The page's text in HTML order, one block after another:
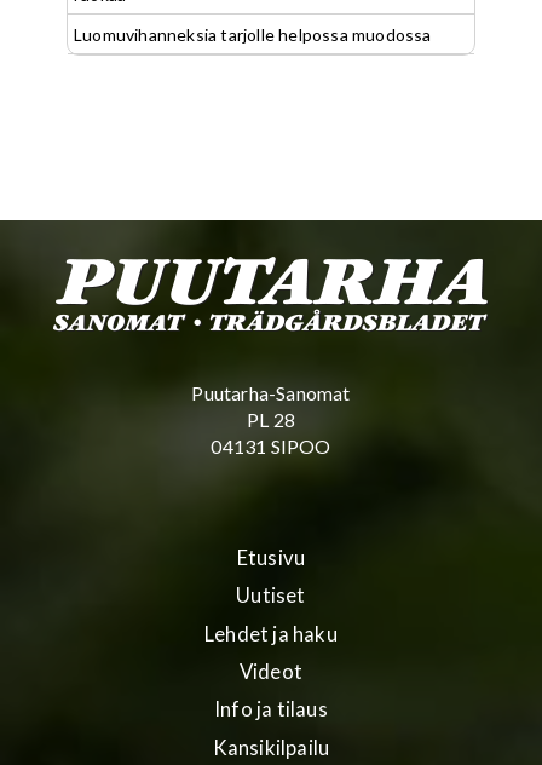
Luomuvihanneksia tarjolle helpossa muodossa
Puutarha-Sanomat
PL 28
04131 SIPOO
Etusivu
Uutiset
Lehdet ja haku
Videot
Info ja tilaus
Kansikilpailu